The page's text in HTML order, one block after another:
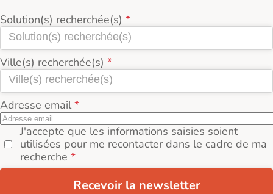
Solution(s) recherchée(s)
Ville(s) recherchée(s)
Adresse email
J'accepte que les informations saisies soient
utilisées pour me recontacter dans le cadre de ma
recherche
Recevoir la newsletter